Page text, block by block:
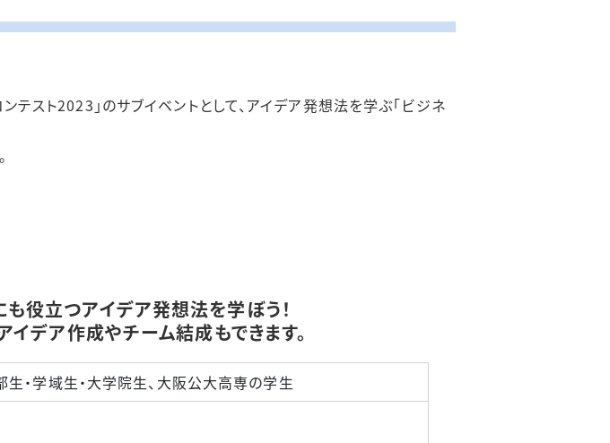
スト2023」のサブイベントとして、アイデア発想法を学ぶ「ビジネ
役立つアイデア発想法を学ぼう！
デア作成やチーム結成もできます。
・学域生・大学院生、大阪公大高専の学生